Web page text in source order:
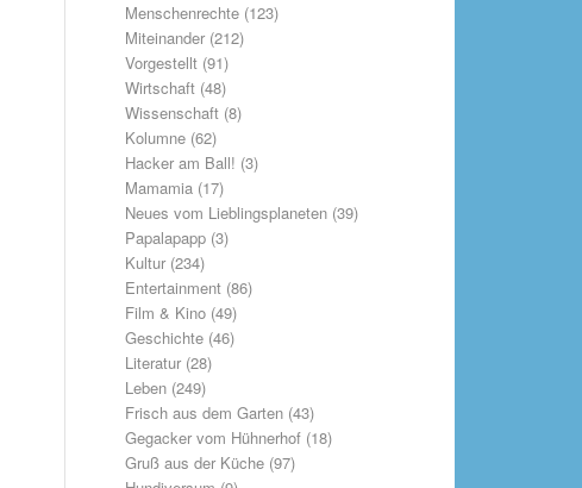
Menschenrechte(123)
Miteinander(212)
Vorgestellt(91)
Wirtschaft(48)
Wissenschaft(8)
Kolumne(62)
Hacker am Ball! (3)
Mamamia(17)
Neues vom Lieblingsplaneten(39)
Papalapapp(3)
Kultur(234)
Entertainment(86)
Film & Kino(49)
Geschichte(46)
Literatur(28)
Leben(249)
Frisch aus dem Garten(43)
Gegacker vom Hühnerhof(18)
Gruß aus der Küche(97)